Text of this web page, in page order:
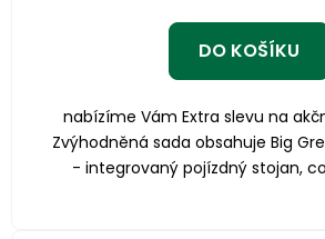
DO KOŠÍKU
nabízíme Vám Extra slevu na
Zvýhodněná sada obsahuje Big
- integrovaný pojízdný stojan,